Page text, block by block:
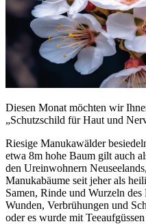
Diesen Monat möchten wir
„Schutzschild für Haut und
Riesige Manukawälder
etwa 8m hohe Baum gilt auch
den Ureinwohnern
Manukabäume seit jeher als
Samen, Rinde und Wurzeln
Wunden, Verbrühungen und
oder es wurde mit